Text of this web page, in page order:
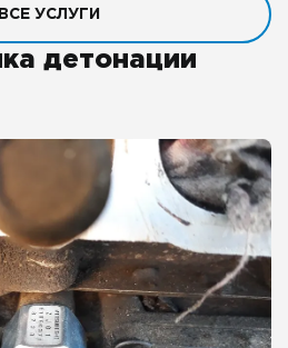
ВСЕ УСЛУГИ